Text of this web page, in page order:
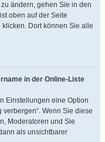
ändern, gehen Sie in den
oben auf der Seite
Dort können Sie alle
in der Online-Liste
Einstellungen eine Option
Wenn Sie diese
Moderatoren und Sie
als unsichtbarer